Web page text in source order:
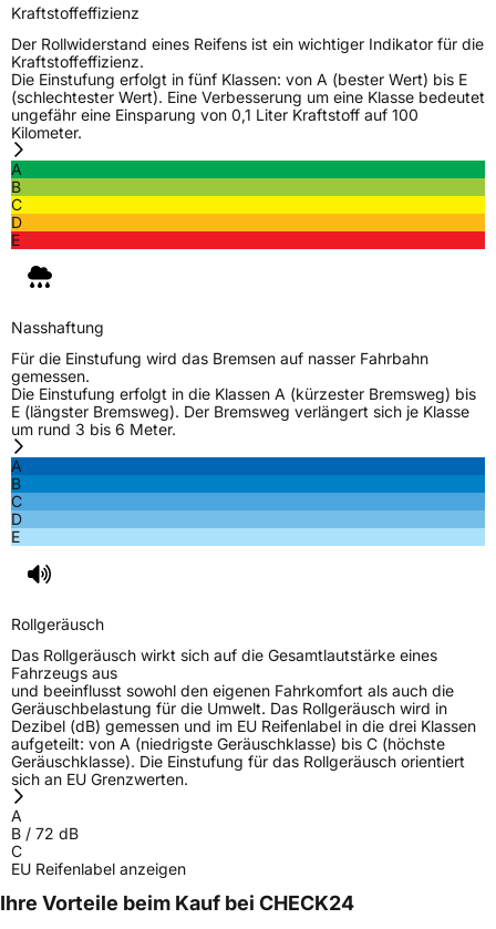
VerwendungSommerreifen
ModellnameUltra ARZ 5
FahrzeugartPKW & SUV
Weitere Eigenschaften
SchlauchtypTL
ZustandNeureifen
Runflat
EU Label
EffizienzD
Nasshaftung
3PMSF / Schneeflockensymbol / Alpine-Symbol Nein
EisgripNein
EPREL ID1407342
Allgemeine Produktsicherheit (GPSR)
Kraftstoffeffizienz
Der Rollwiderstand eines Reifens ist ein wichtiger Indikator für die
Kraftstoffeffizienz.
Die Einstufung erfolgt in fünf Klassen: von A (bester Wert) bis E
(schlechtester Wert). Eine Verbesserung um eine Klasse bedeutet
ungefähr eine Einsparung von 0,1 Liter Kraftstoff auf 100
Kilometer.
A
B
C
D
E
Nasshaftung
Für die Einstufung wird das Bremsen auf nasser Fahrbahn
gemessen.
Die Einstufung erfolgt in die Klassen A (kürzester Bremsweg) bis
E (längster Bremsweg). Der Bremsweg verlängert sich je Klasse
um rund 3 bis 6 Meter.
A
B
C
D
E
Rollgeräusch
Das Rollgeräusch wirkt sich auf die Gesamtlautstärke eines
Fahrzeugs aus
und beeinflusst sowohl den eigenen Fahrkomfort als auch die
Geräuschbelastung für die Umwelt. Das Rollgeräusch wird in
Dezibel (dB) gemessen und im EU Reifenlabel in die drei Klassen
aufgeteilt: von A (niedrigste Geräuschklasse) bis C (höchste
Geräuschklasse). Die Einstufung für das Rollgeräusch orientiert
sich an EU Grenzwerten.
A
B / 72 dB
C
EU Reifenlabel anzeigen
Ihre Vorteile beim Kauf bei CHECK24